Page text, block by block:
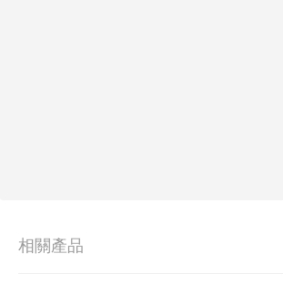
相關產品